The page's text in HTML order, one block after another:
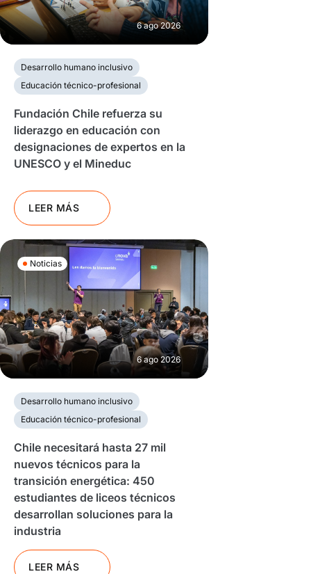
6 ago 2026
Desarrollo humano inclusivo
Educación técnico-profesional
Fundación Chile refuerza su
liderazgo en educación con
designaciones de expertos en la
UNESCO y el Mineduc
LEER MÁS
Noticias
6 ago 2026
Desarrollo humano inclusivo
Educación técnico-profesional
Chile necesitará hasta 27 mil
nuevos técnicos para la
transición energética: 450
estudiantes de liceos técnicos
desarrollan soluciones para la
industria
LEER MÁS